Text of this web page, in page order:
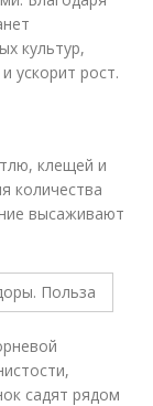
культур,
ускорит рост.
тлю, клещей и
количества
высаживают
садят рядом